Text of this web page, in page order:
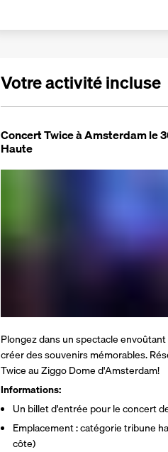
Votre activité incluse
Concert Twice à Amsterdam le
Haute
Plongez dans un spectacle
créer des souvenirs mémorables.
Twice au Ziggo Dome d'Amsterdam!
Informations:
Un billet d'entrée pour le concert
Emplacement : catégorie tribune
côte)